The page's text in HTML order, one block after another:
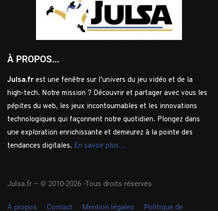
À PROPOS...
Julsa.fr est une fenêtre sur l’univers du jeu vidéo et de la
high-tech. Notre mission ? Découvrir et partager avec vous les
pépites du web, les jeux incontournables et les innovations
technologiques qui façonnent notre quotidien. Plongez dans
une exploration enrichissante et demeurez à la pointe des
tendances digitales. En savoir plus…
Julsa.fr – © 2010-2026 -Tous droits réservés
À propos Contact Mention légales Politique de